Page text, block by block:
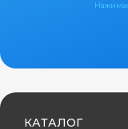
КАТАЛОГ